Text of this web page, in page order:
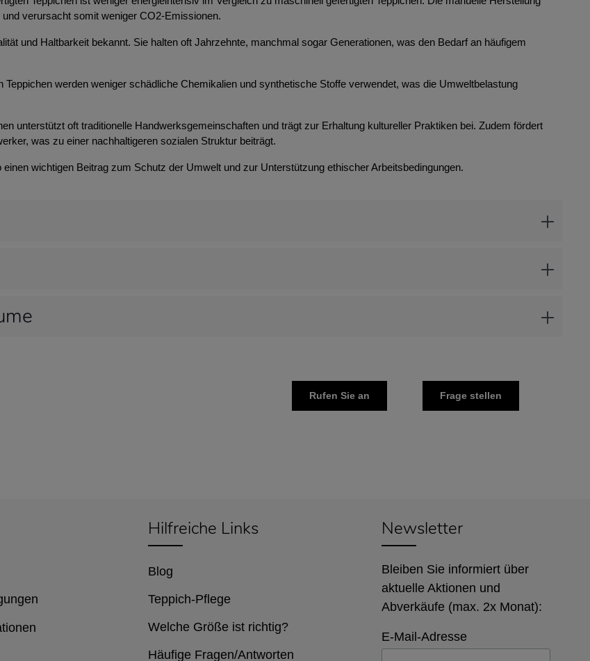
verursacht somit weniger CO2-Emissionen.
und Haltbarkeit bekannt. Sie halten oft Jahrzehnte, manchmal sogar Generationen, was den Bedarf an häufigem
Teppichen werden weniger schädliche Chemikalien und synthetische Stoffe verwendet, was die Umweltbelastung
unterstützt oft traditionelle Handwerksgemeinschaften und trägt zur Erhaltung kultureller Praktiken bei. Zudem fördert
was zu einer nachhaltigeren sozialen Struktur beiträgt.
wichtigen Beitrag zum Schutz der Umwelt und zur Unterstützung ethischer Arbeitsbedingungen.
Rufen Sie an Frage stellen
Newsletter
Bleiben Sie informiert über
aktuelle Aktionen und
Abverkäufe (max. 2x Monat):
E-Mail-Adresse
Hilfreiche Links
Blog
Teppich-Pflege
Welche Größe ist richtig?
Häufige Fragen/Antworten